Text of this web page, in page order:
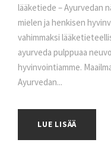
lääketiede – Ayurvedan
mielen ja henkisen
vahimmaksi
ayurveda pulppuaa
hyvinvointiamme.
Ayurvedan...
LUE LISÄÄ